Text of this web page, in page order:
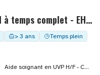
Aide soignant en UVP H/F - CDI à temps complet - EHPAD LE DIACONAT
> 3 ans
Temps plein
Aide soignant en UVP H/F - CDI à temps complet - EHPAD LE DIACONAT